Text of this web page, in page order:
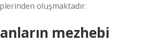
oluşmaktadır.
mezhebi